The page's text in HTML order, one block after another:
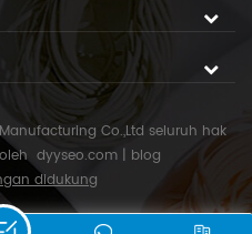
Co.,Ltd seluruh hak
dyyseo.com | blog
didukung